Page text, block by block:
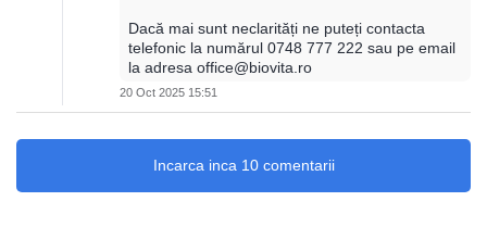
Dacă mai sunt neclarități ne puteți contacta
telefonic la numărul 0748 777 222 sau pe email
la adresa office@biovita.ro
20 Oct 2025 15:51
Incarca inca 10 comentarii